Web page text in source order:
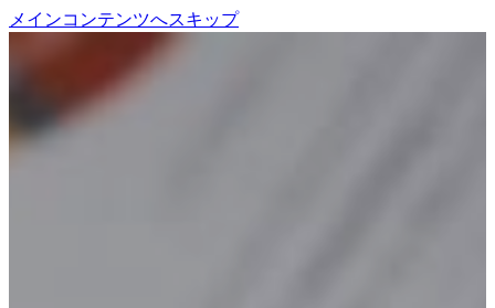
メインコンテンツへスキップ